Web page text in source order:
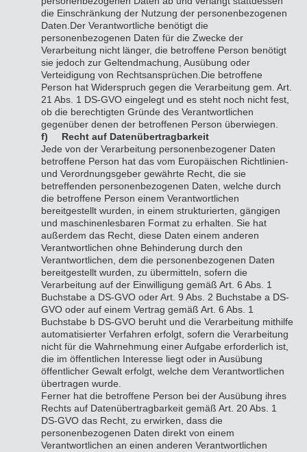
die Einschränkung der Nutzung der personenbezogenen
Daten. Der Verantwortliche benötigt die
personenbezogenen Daten für die Zwecke der
Verarbeitung nicht länger, die betroffene Person benötigt
sie jedoch zur Geltendmachung, Ausübung oder
Verteidigung von Rechtsansprüchen. Die betroffene
Person hat Widerspruch gegen die Verarbeitung gem. Art.
21 Abs. 1 DS-GVO eingelegt und es steht noch nicht fest,
ob die berechtigten Gründe des Verantwortlichen
gegenüber denen der betroffenen Person überwiegen.
f) Recht auf Datenübertragbarkeit
Jede von der Verarbeitung personenbezogener Daten
betroffene Person hat das vom Europäischen Richtlinien-
und Verordnungsgeber gewährte Recht, die sie
betreffenden personenbezogenen Daten, welche durch
die betroffene Person einem Verantwortlichen
bereitgestellt wurden, in einem strukturierten, gängigen
und maschinenlesbaren Format zu erhalten. Sie hat
außerdem das Recht, diese Daten einem anderen
Verantwortlichen ohne Behinderung durch den
Verantwortlichen, dem die personenbezogenen Daten
bereitgestellt wurden, zu übermitteln, sofern die
Verarbeitung auf der Einwilligung gemäß Art. 6 Abs. 1
Buchstabe a DS-GVO oder Art. 9 Abs. 2 Buchstabe a DS-
GVO oder auf einem Vertrag gemäß Art. 6 Abs. 1
Buchstabe b DS-GVO beruht und die Verarbeitung mithilfe
automatisierter Verfahren erfolgt, sofern die Verarbeitung
nicht für die Wahrnehmung einer Aufgabe erforderlich ist,
die im öffentlichen Interesse liegt oder in Ausübung
öffentlicher Gewalt erfolgt, welche dem Verantwortlichen
übertragen wurde.
Ferner hat die betroffene Person bei der Ausübung ihres
Rechts auf Datenübertragbarkeit gemäß Art. 20 Abs. 1
DS-GVO das Recht, zu erwirken, dass die
personenbezogenen Daten direkt von einem
Verantwortlichen an einen anderen Verantwortlichen